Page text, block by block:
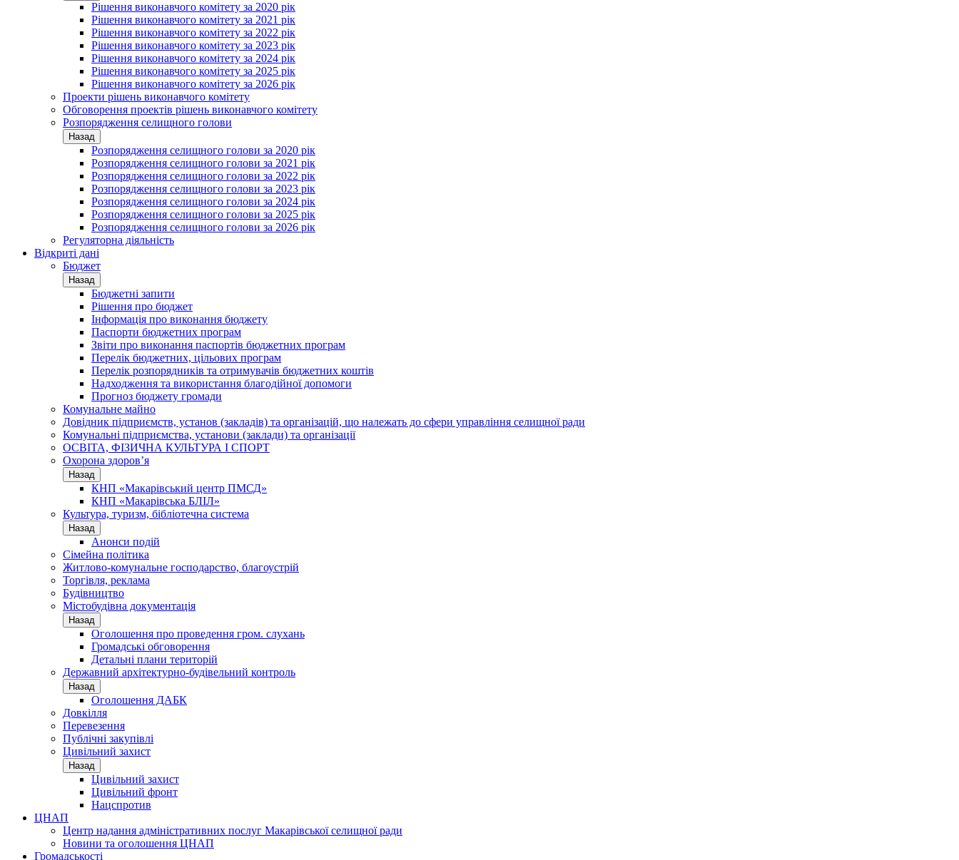
Рішення виконавчого комітету за 2020 рік
Рішення виконавчого комітету за 2021 рік
Рішення виконавчого комітету за 2022 рік
Рішення виконавчого комітету за 2023 рік
Рішення виконавчого комітету за 2024 рік
Рішення виконавчого комітету за 2025 рік
Рішення виконавчого комітету за 2026 рік
Проекти рішень виконавчого комітету
Обговорення проектів рішень виконавчого комітету
Розпорядження селищного голови
Назад
Розпорядження селищного голови за 2020 рік
Розпорядження селищного голови за 2021 рік
Розпорядження селищного голови за 2022 рік
Розпорядження селищного голови за 2023 рік
Розпорядження селищного голови за 2024 рік
Розпорядження селищного голови за 2025 рік
Розпорядження селищного голови за 2026 рік
Регуляторна діяльність
Відкриті дані
Бюджет
Назад
Бюджетні запити
Рішення про бюджет
Інформація про виконання бюджету
Паспорти бюджетних програм
Звіти про виконання паспортів бюджетних програм
Перелік бюджетних, цільових програм
Перелік розпорядників та отримувачів бюджетних коштів
Надходження та використання благодійної допомоги
Прогноз бюджету громади
Комунальне майно
Довідник підприємств, установ (закладів) та організацій, що належать до сфери управління селищної ради
Комунальні підприємства, установи (заклади) та організації
ОСВІТА, ФІЗИЧНА КУЛЬТУРА І СПОРТ
Охорона здоров’я
Назад
КНП «Макарівський центр ПМСД»
КНП «Макарівська БЛІЛ»
Культура, туризм, бібліотечна система
Назад
Анонси подій
Сімейна політика
Житлово-комунальне господарство, благоустрій
Торгівля, реклама
Будівництво
Містобудівна документація
Назад
Оголошення про проведення гром. слухань
Громадські обговорення
Детальні плани територій
Державний архітектурно-будівельний контроль
Назад
Оголошення ДАБК
Довкілля
Перевезення
Публічні закупівлі
Цивільний захист
Назад
Цивільний захист
Цивільний фронт
Нацспротив
ЦНАП
Центр надання адміністративних послуг Макарівської селищної ради
Новини та оголошення ЦНАП
Громадськості